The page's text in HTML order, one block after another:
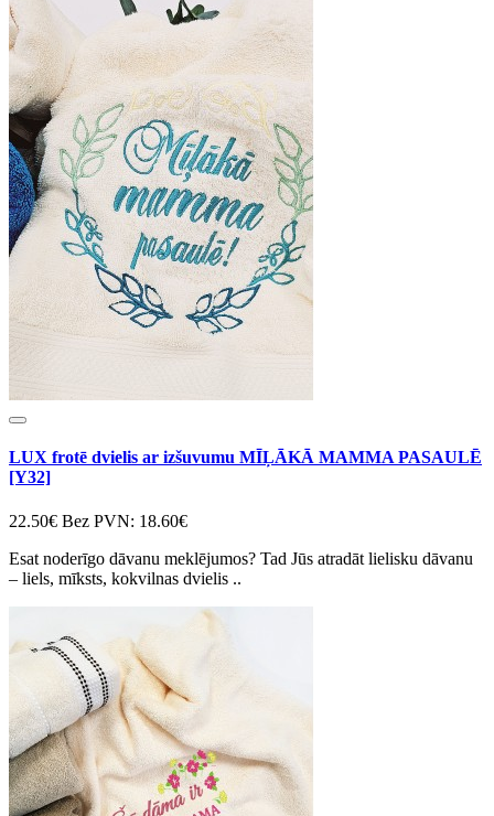
LUX frotē dvielis ar izšuvumu MĪĻĀKĀ MAMMA PASAULĒ
[Y32]
22.50€ Bez PVN: 18.60€
Esat noderīgo dāvanu meklējumos? Tad Jūs atradāt lielisku dāvanu
– liels, mīksts, kokvilnas dvielis ..